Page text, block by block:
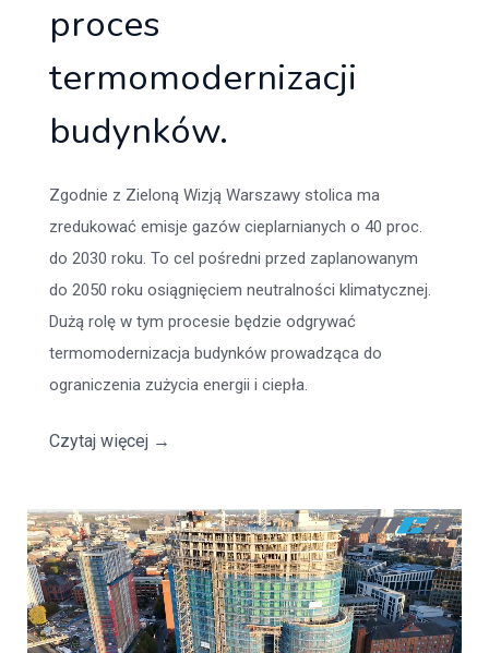
proces
termomodernizacji
budynków.
Zgodnie z Zieloną Wizją Warszawy stolica ma
zredukować emisje gazów cieplarnianych o 40 proc.
do 2030 roku. To cel pośredni przed zaplanowanym
do 2050 roku osiągnięciem neutralności klimatycznej.
Dużą rolę w tym procesie będzie odgrywać
termomodernizacja budynków prowadząca do
ograniczenia zużycia energii i ciepła.
Czytaj więcej →